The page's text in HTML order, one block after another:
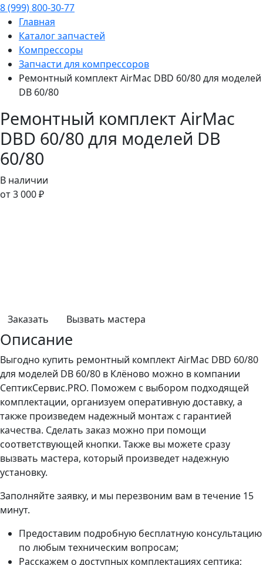
8 (999) 800-30-77
Главная
Каталог запчастей
Компрессоры
Запчасти для компрессоров
Ремонтный комплект AirMac DBD 60/80 для моделей
DB 60/80
Ремонтный комплект AirMac
DBD 60/80 для моделей DB
60/80
В наличии
от 3 000 ₽
Заказать Вызвать мастера
Описание
Выгодно купить ремонтный комплект AirMac DBD 60/80
для моделей DB 60/80 в Клёново можно в компании
СептикСервис.PRO. Поможем с выбором подходящей
комплектации, организуем оперативную доставку, а
также произведем надежный монтаж с гарантией
качества. Сделать заказ можно при помощи
соответствующей кнопки. Также вы можете сразу
вызвать мастера, который произведет надежную
установку.
Заполняйте заявку, и мы перезвоним вам в течение 15
минут.
Предоставим подробную бесплатную консультацию
по любым техническим вопросам;
Расскажем о доступных комплектациях септика;